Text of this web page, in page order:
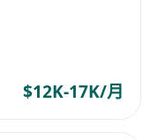
$12K-17K/月